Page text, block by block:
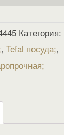
Категория:
, Tefal посуда ,